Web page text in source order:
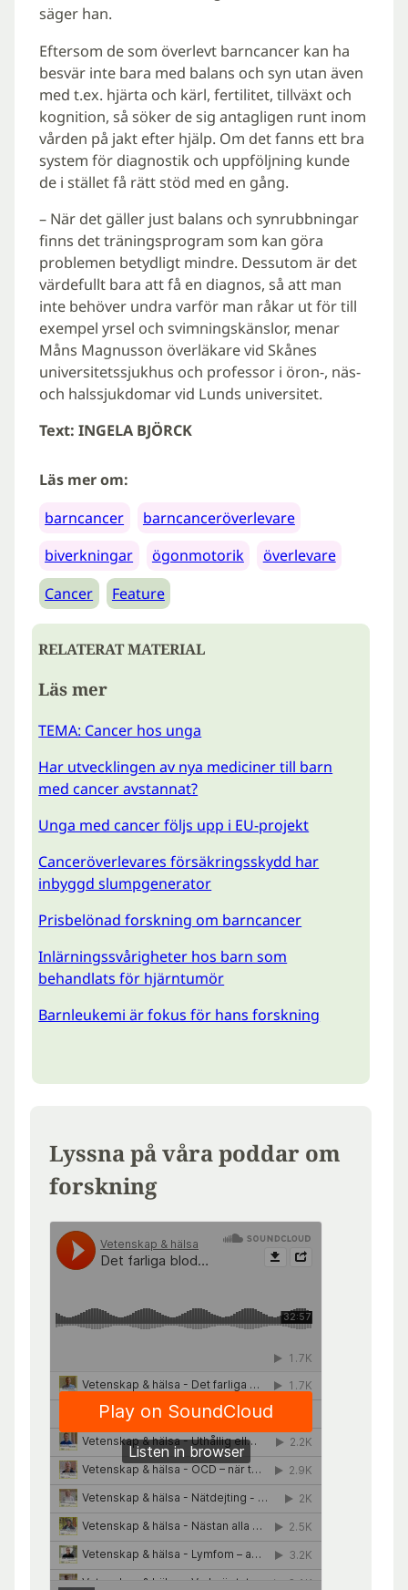
säger han.
Eftersom de som överlevt barncancer kan ha
besvär inte bara med balans och syn utan även
med t.ex. hjärta och kärl, fertilitet, tillväxt och
kognition, så söker de sig antagligen runt inom
vården på jakt efter hjälp. Om det fanns ett bra
system för diagnostik och uppföljning kunde
de i stället få rätt stöd med en gång.
– När det gäller just balans och synrubbningar
finns det träningsprogram som kan göra
problemen betydligt mindre. Dessutom är det
värdefullt bara att få en diagnos, så att man
inte behöver undra varför man råkar ut för till
exempel yrsel och svimningskänslor, menar
Måns Magnusson överläkare vid Skånes
universitetssjukhus och professor i öron-, näs-
och halssjukdomar vid Lunds universitet.
Text: INGELA BJÖRCK
Läs mer om:
barncancer
barncanceröverlevare
biverkningar
ögonmotorik
överlevare
Cancer
Feature
RELATERAT MATERIAL
Läs mer
TEMA: Cancer hos unga
Har utvecklingen av nya mediciner till barn
med cancer avstannat?
Unga med cancer följs upp i EU-projekt
Canceröverlevares försäkringsskydd har
inbyggd slumpgenerator
Prisbelönad forskning om barncancer
Inlärningssvårigheter hos barn som
behandlats för hjärntumör
Barnleukemi är fokus för hans forskning
Lyssna på våra poddar om
forskning